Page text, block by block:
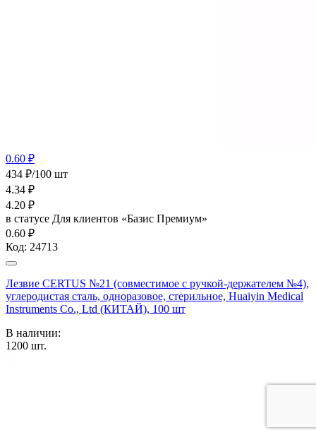
0.60 ₽
434 ₽/100 шт
4.34 ₽
4.20 ₽
в статусе Для клиентов «Базис Премиум»
0.60 ₽
Код: 24713
Лезвие CERTUS №21 (совместимое с ручкой-держателем №4),
углеродистая сталь, одноразовое, стерильное, Huaiyin Medical
Instruments Co., Ltd (КИТАЙ), 100 шт
В наличии:
1200 шт.